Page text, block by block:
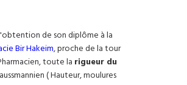
de son diplôme à la
Bir Hakeim, proche de la tour
toute la rigueur du
( Hauteur, moulures